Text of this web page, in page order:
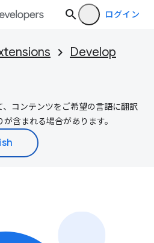
ログイン
Develop
コンテンツをご希望の言語に翻訳
含まれる場合があります。